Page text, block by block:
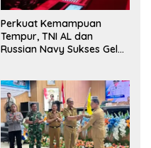
Perkuat Kemampuan
Tempur, TNI AL dan
Russian Navy Sukses Gelar